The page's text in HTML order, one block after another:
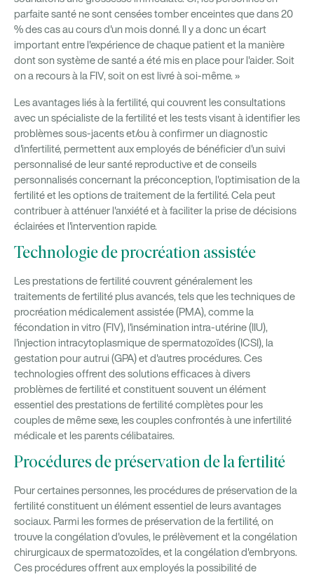
parfaite santé ne sont censées tomber enceintes que dans 20
% des cas au cours d'un mois donné. Il y a donc un écart
important entre l'expérience de chaque patient et la manière
dont son système de santé a été mis en place pour l'aider. Soit
on a recours à la FIV, soit on est livré à soi-même. »
Les avantages liés à la fertilité, qui couvrent les consultations
avec un spécialiste de la fertilité et les tests visant à identifier les
problèmes sous-jacents et/ou à confirmer un diagnostic
d'infertilité, permettent aux employés de bénéficier d'un suivi
personnalisé de leur santé reproductive et de conseils
personnalisés concernant la préconception, l'optimisation de la
fertilité et les options de traitement de la fertilité. Cela peut
contribuer à atténuer l'anxiété et à faciliter la prise de décisions
éclairées et l'intervention rapide.
Technologie de procréation assistée
Les prestations de fertilité couvrent généralement les
traitements de fertilité plus avancés, tels que les techniques de
procréation médicalement assistée (PMA), comme la
fécondation in vitro (FIV), l'insémination intra-utérine (IIU),
l'injection intracytoplasmique de spermatozoïdes (ICSI), la
gestation pour autrui (GPA) et d'autres procédures. Ces
technologies offrent des solutions efficaces à divers
problèmes de fertilité et constituent souvent un élément
essentiel des prestations de fertilité complètes pour les
couples de même sexe, les couples confrontés à une infertilité
médicale et les parents célibataires.
Procédures de préservation de la fertilité
Pour certaines personnes, les procédures de préservation de la
fertilité constituent un élément essentiel de leurs avantages
sociaux. Parmi les formes de préservation de la fertilité, on
trouve la congélation d'ovules, le prélèvement et la congélation
chirurgicaux de spermatozoïdes, et la congélation d'embryons.
Ces procédures offrent aux employés la possibilité de